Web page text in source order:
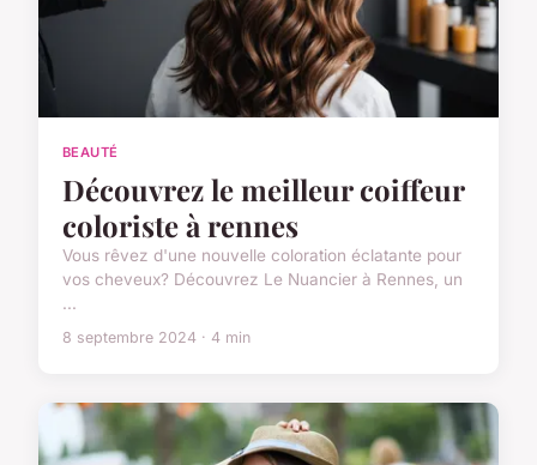
BEAUTÉ
Découvrez le meilleur coiffeur
coloriste à rennes
Vous rêvez d'une nouvelle coloration éclatante pour
vos cheveux? Découvrez Le Nuancier à Rennes, un
...
8 septembre 2024 · 4 min